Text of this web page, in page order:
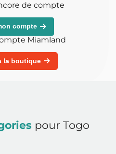
de compte
compte
Miamland
la boutique
pour Togo